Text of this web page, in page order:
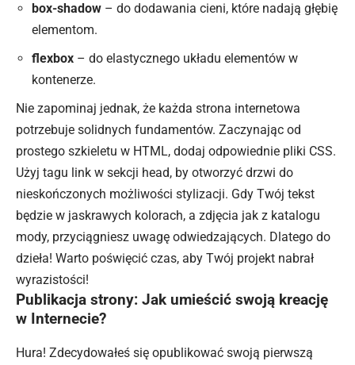
box-shadow – do dodawania cieni, które nadają głębię
elementom.
flexbox – do elastycznego układu elementów w
kontenerze.
Nie zapominaj jednak, że każda strona internetowa
potrzebuje solidnych fundamentów. Zaczynając od
prostego szkieletu w HTML, dodaj odpowiednie pliki CSS.
Użyj tagu link w sekcji head, by otworzyć drzwi do
nieskończonych możliwości stylizacji. Gdy Twój tekst
będzie w jaskrawych kolorach, a zdjęcia jak z katalogu
mody, przyciągniesz uwagę odwiedzających. Dlatego do
dzieła! Warto poświęcić czas, aby Twój projekt nabrał
wyrazistości!
Publikacja strony: Jak umieścić swoją kreację
w Internecie?
Hura! Zdecydowałeś się opublikować swoją pierwszą